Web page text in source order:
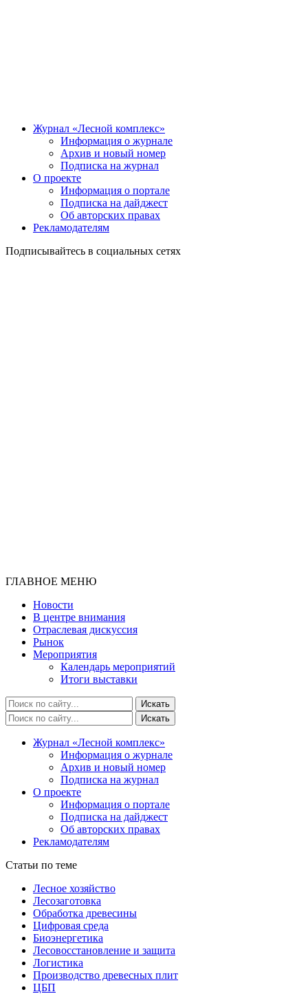
Журнал «Лесной комплекс»
Информация о журнале
Архив и новый номер
Подписка на журнал
О проекте
Информация о портале
Подписка на дайджест
Об авторских правах
Рекламодателям
Подписывайтесь в социальных сетях
ГЛАВНОЕ МЕНЮ
Новости
В центре внимания
Отраслевая дискуссия
Рынок
Мероприятия
Календарь мероприятий
Итоги выставки
Журнал «Лесной комплекс»
Информация о журнале
Архив и новый номер
Подписка на журнал
О проекте
Информация о портале
Подписка на дайджест
Об авторских правах
Рекламодателям
Статьи по теме
Лесное хозяйство
Лесозаготовка
Обработка древесины
Цифровая среда
Биоэнергетика
Лесовосстановление и защита
Логистика
Производство древесных плит
ЦБП